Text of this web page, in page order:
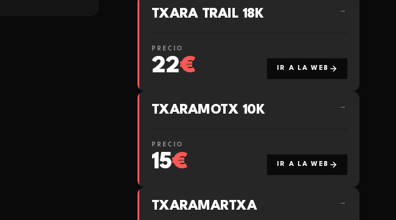
TXARA TRAIL 18K →
PRECIO
22€ IR A LA WEB
TXARAMOTX 10K →
PRECIO
15€ IR A LA WEB
TXARAMARTXA →